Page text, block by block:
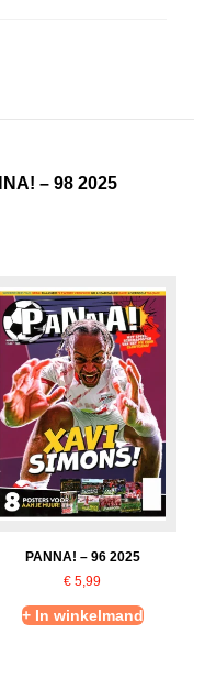
– 98 2025
PANNA! – 96 2025
€ 5,99
+ In winkelmand